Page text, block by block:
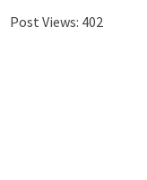
Post Views: 402